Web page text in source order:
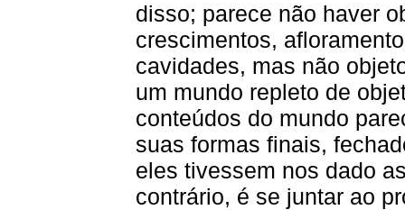
disso; parece não haver
crescimentos,
cavidades, mas não
um mundo repleto de
conteúdos do mundo
suas formas finais,
eles tivessem nos dado
contrário, é se juntar ao